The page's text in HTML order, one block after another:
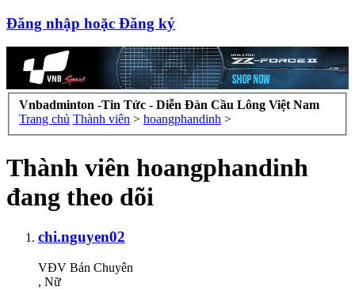
Đăng nhập hoặc Đăng ký
Vnbadminton -Tin Tức - Diễn Đàn Cầu Lông Việt Nam
Trang chủ Thành viên > hoangphandinh >
Thành viên hoangphandinh
đang theo dõi
chi.nguyen02
VĐV Bán Chuyên
, Nữ